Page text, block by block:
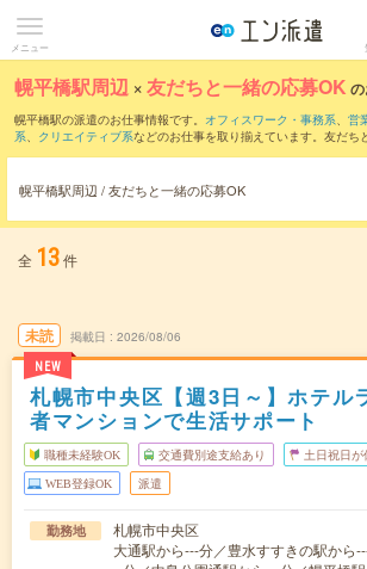
メニュー
幌平橋駅周辺 ×友だちと一緒の応募OK
幌平橋駅の派遣のお仕事情報です。 オフィスワーク・事務系、 営
系、 クリエイティブ系などのお仕事を取り揃えています。友だち
幌平橋駅周辺 / 友だちと一緒の応募OK
全 13件
未読
NEW
掲載日 2026/08/06
札幌市中央区【週3日～】ホテル
者マンションで生活サポート
職種未経験OK 交通費別途支給あり 土日祝日が
WEB登録OK 派遣
勤務地
札幌市中央区
大通駅から---分／豊水すすきの駅から